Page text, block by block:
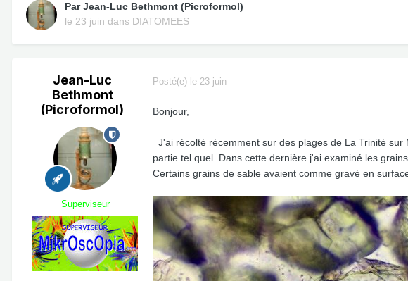
ParJean-Luc Bethmont (Picroformol)
le 23 juin dans DIATOMEES
Jean-Luc
Bethmont
(Picroformol)
Superviseur
Posté(e) le 23 juin
Bonjour,
J'ai récolté récemment sur des plages de La Trinité
partie tel quel. Dans cette dernière j'ai examiné les
Certains grains de sable avaient comme gravé en